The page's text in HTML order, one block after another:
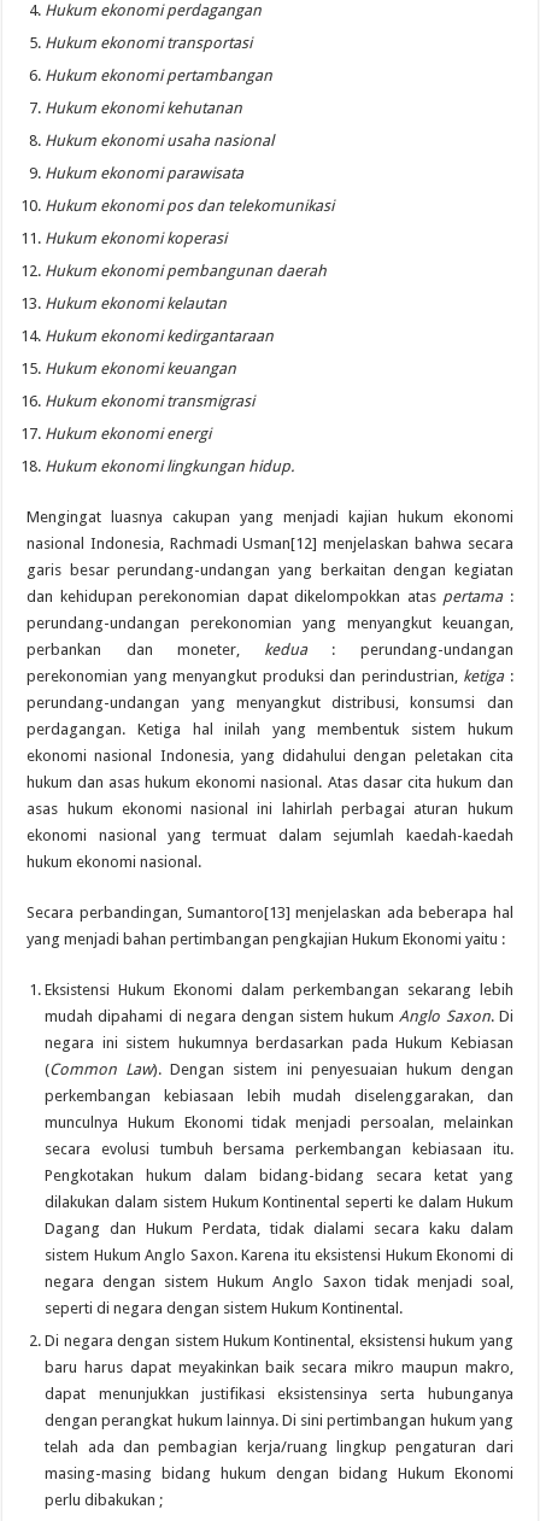
Hukum ekonomi perdagangan
Hukum ekonomi transportasi
Hukum ekonomi pertambangan
Hukum ekonomi kehutanan
Hukum ekonomi usaha nasional
Hukum ekonomi parawisata
Hukum ekonomi pos dan telekomunikasi
Hukum ekonomi koperasi
Hukum ekonomi pembangunan daerah
Hukum ekonomi kelautan
Hukum ekonomi kedirgantaraan
Hukum ekonomi keuangan
Hukum ekonomi transmigrasi
Hukum ekonomi energi
Hukum ekonomi lingkungan hidup.
Mengingat luasnya cakupan yang menjadi kajian hukum ekonomi
nasional Indonesia, Rachmadi Usman[12] menjelaskan bahwa secara
garis besar perundang-undangan yang berkaitan dengan kegiatan
dan kehidupan perekonomian dapat dikelompokkan atas pertama:
perundang-undangan perekonomian yang menyangkut keuangan,
perbankan dan moneter, kedua: perundang-undangan
perekonomian yang menyangkut produksi dan perindustrian, ketiga:
perundang-undangan yang menyangkut distribusi, konsumsi dan
perdagangan. Ketiga hal inilah yang membentuk sistem hukum
ekonomi nasional Indonesia, yang didahului dengan peletakan cita
hukum dan asas hukum ekonomi nasional. Atas dasar cita hukum dan
asas hukum ekonomi nasional ini lahirlah perbagai aturan hukum
ekonomi nasional yang termuat dalam sejumlah kaedah-kaedah
hukum ekonomi nasional.
Secara perbandingan, Sumantoro[13] menjelaskan ada beberapa hal
yang menjadi bahan pertimbangan pengkajian Hukum Ekonomi yaitu :
Eksistensi Hukum Ekonomi dalam perkembangan sekarang lebih
mudah dipahami di negara dengan sistem hukumAnglo Saxon. Di
negara ini sistem hukumnya berdasarkan pada Hukum Kebiasan
(Common Law). Dengan sistem ini penyesuaian hukum dengan
perkembangan kebiasaan lebih mudah diselenggarakan, dan
munculnya Hukum Ekonomi tidak menjadi persoalan, melainkan
secara evolusi tumbuh bersama perkembangan kebiasaan itu.
Pengkotakan hukum dalam bidang-bidang secara ketat yang
dilakukan dalam sistem Hukum Kontinental seperti ke dalam Hukum
Dagang dan Hukum Perdata, tidak dialami secara kaku dalam
sistem Hukum Anglo Saxon. Karena itu eksistensi Hukum Ekonomi di
negara dengan sistem Hukum Anglo Saxon tidak menjadi soal,
seperti di negara dengan sistem Hukum Kontinental.
Di negara dengan sistem Hukum Kontinental, eksistensi hukum yang
baru harus dapat meyakinkan baik secara mikro maupun makro,
dapat menunjukkan justifikasi eksistensinya serta hubunganya
dengan perangkat hukum lainnya. Di sini pertimbangan hukum yang
telah ada dan pembagian kerja/ruang lingkup pengaturan dari
masing-masing bidang hukum dengan bidang Hukum Ekonomi
perlu dibakukan ;